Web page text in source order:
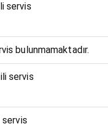
servis
bulunmamaktadır.
servis
servis